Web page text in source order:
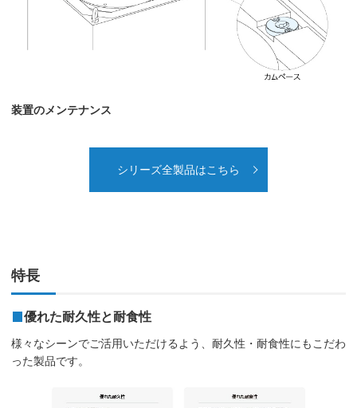
装置のメンテナンス
シリーズ全製品はこちら
特長
優れた耐久性と耐食性
様々なシーンでご活用いただけるよう、耐久性・耐食性にもこだわ
った製品です。